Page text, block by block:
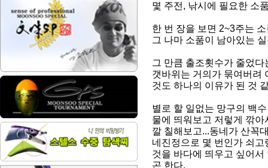
몇 주전, 낚시에 필요한 소
한 번 장을 보면 2~3주는
그 나마 소품이 남아있는
그 만큼 출조횟수가 줄었
갯바위는 거의가 묶여버려
것도 하나의 이유가 된 것
별로 할 일없는 망구의 백
물에 띄워보고 저렇게 깎
깔 칠해보고...동네가 산꼭
네진정으로 몇 번인가 쇠
것을 바다에 띄우고 싶어
곤 한다.